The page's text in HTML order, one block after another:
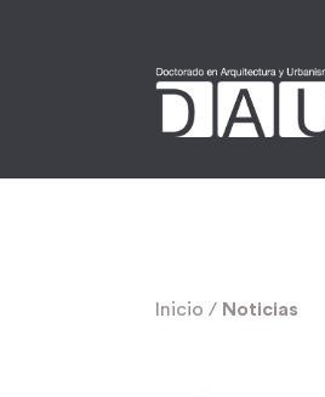
Inicio / Noticias